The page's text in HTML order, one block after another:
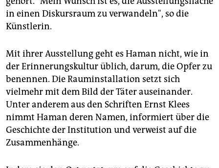
in einen Diskursraum zu verwandeln", so die
Künstlerin.
Mit ihrer Ausstellung geht es Haman nicht, wie in
der Erinnerungskultur üblich, darum, die Opfer zu
benennen. Die Rauminstallation setzt sich
vielmehr mit dem Bild der Täter auseinander.
Unter anderem aus den Schriften Ernst Klees
nimmt Haman deren Namen, informiert über die
Geschichte der Institution und verweist auf die
Zusammenhänge.